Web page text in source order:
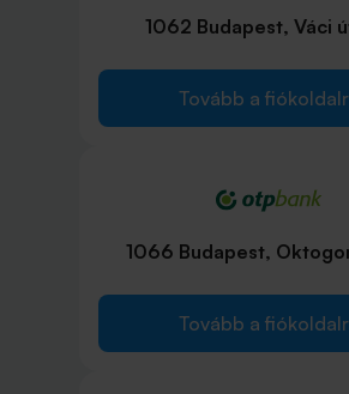
1062 Budapest, Váci
Tovább a
1066 Budapest,
Tovább a